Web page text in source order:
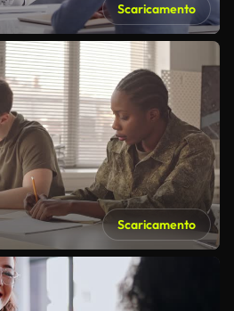
Scaricamento
Scaricamento